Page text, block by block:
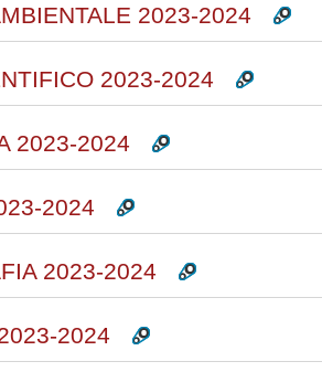
2023-2024
2023-2024
2023-2024
2024
2023-2024
2024